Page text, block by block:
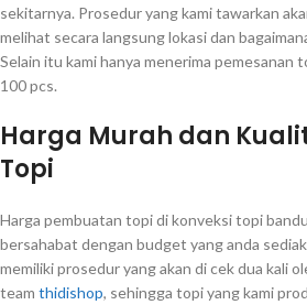
sekitarnya. Prosedur yang kami tawarkan
melihat secara langsung lokasi dan
Selain itu kami hanya menerima pemesanan
100 pcs.
Harga Murah dan
Topi
Harga pembuatan topi di konveksi topi
bersahabat dengan budget yang anda
memiliki prosedur yang akan di cek dua kali
team thidishop, sehingga topi yang kami